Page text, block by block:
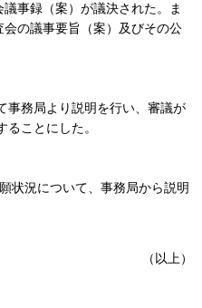
事録（案）が議決された。ま
の議事要旨（案）及びその公
務局より説明を行い、審議が
ことにした。
状況について、事務局から説明
（以上）